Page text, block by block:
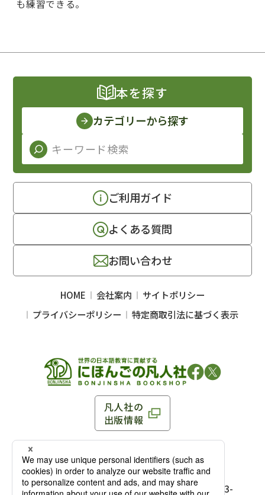
も練習できる。
凡人社の
出版情報
〒102-0093 東京都千代田区平河町 1-3-13 8F
TEL：03-3263-3959／FAX：03-3263-3116
〒102-0093 東京都千代田区平河町1-3-
本を探す
カテゴリーから探す
ご利用ガイド
よくある質問
お問い合わせ
HOME 会社案内
サイトポリシー
プライバシーポリシー
特定商取引法に基づく表示